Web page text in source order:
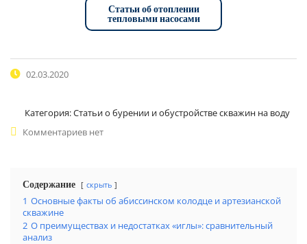
Статьи об отоплении
тепловыми насосами
02.03.2020
Категория:Статьи о бурении и обустройстве скважин на воду
Комментариев нет
Содержание скрыть
1 Основные факты об абиссинском колодце и артезианской
скважине
2 О преимуществах и недостатках «иглы»: сравнительный
анализ